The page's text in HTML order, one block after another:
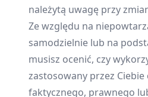
należytą uwagę przy
Ze względu na
samodzielnie lub na
musisz ocenić, czy
zastosowany przez
faktycznego, prawnego